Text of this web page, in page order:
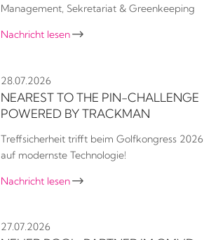
Management, Sekretariat & Greenkeeping
Nachricht lesen 
28.07.2026
NEAREST TO THE PIN-CHALLENGE
POWERED BY TRACKMAN
Treffsicherheit trifft beim Golfkongress 2026
auf modernste Technologie!
Nachricht lesen 
27.07.2026